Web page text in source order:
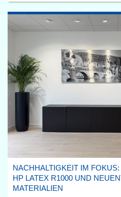
NACHHALTIGKEIT IM
HP LATEX R1000 UND
MATERIALIEN